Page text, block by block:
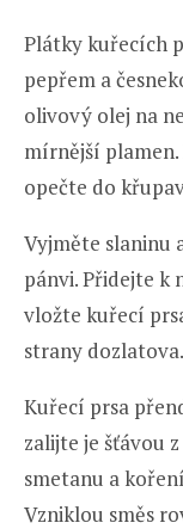
Plátky kuřecích
pepřem a
olivový olej na
mírnější
opečte do
Vyjměte slaninu
pánvi. Přidejte k
vložte kuřecí
strany dozlatova.
Kuřecí prsa
zalijte je šťávou
smetanu a
Vzniklou směs